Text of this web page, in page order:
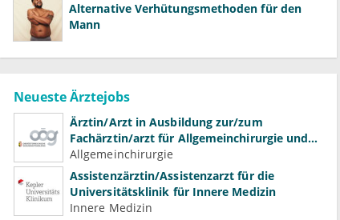
Alternative Verhütungsmethoden für den
Mann
Neueste Ärztejobs
Ärztin/Arzt in Ausbildung zur/zum
Fachärztin/arzt für Allgemeinchirurgie und
Gefäßchirurgie
Allgemeinchirurgie
Assistenzärztin/Assistenzarzt für die
Universitätsklinik für Innere Medizin
Innere Medizin